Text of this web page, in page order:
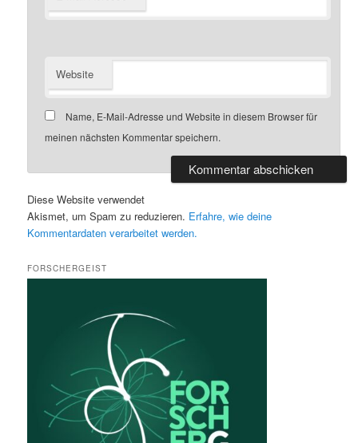
Website
Name, E-Mail-Adresse und Website in diesem Browser für
meinen nächsten Kommentar speichern.
Diese Website verwendet
Akismet, um Spam zu reduzieren. Erfahre, wie deine
Kommentardaten verarbeitet werden.
FORSCHERGEIST